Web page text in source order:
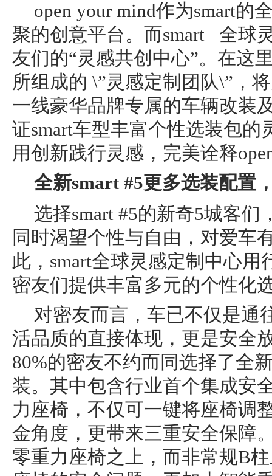
open your mind作为smart的
聚的创意平台。而smart 全球
友们的“灵感共创中⼼”。在这
所组成的 \”灵感定制团队\”，
一线豪华品牌专属的车辆改装
证smart车型丰富个性选装包的
用创新践行灵感，完美诠释
全新smart #5更多选装配置
选择smart #5的新奇5城客
同时渴望个性与自由，对爱车
此，smart全球灵感定制中⼼用
密友们提供丰富多元的个性化
对密友而言，车已不仅是通
活品质的直接体现，更是安全
80%的密友不约而同选择了全
装。其中包含行业首个集成安
力座椅，不仅可一键将座椅调
金角度，更带来三重安全保障
零重力座椅之上，而非常规B